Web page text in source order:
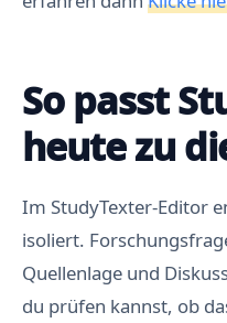
So passt
heute zu
Im StudyTexter-Editor
isoliert.
Quellenlage und
du prüfen kannst, ob